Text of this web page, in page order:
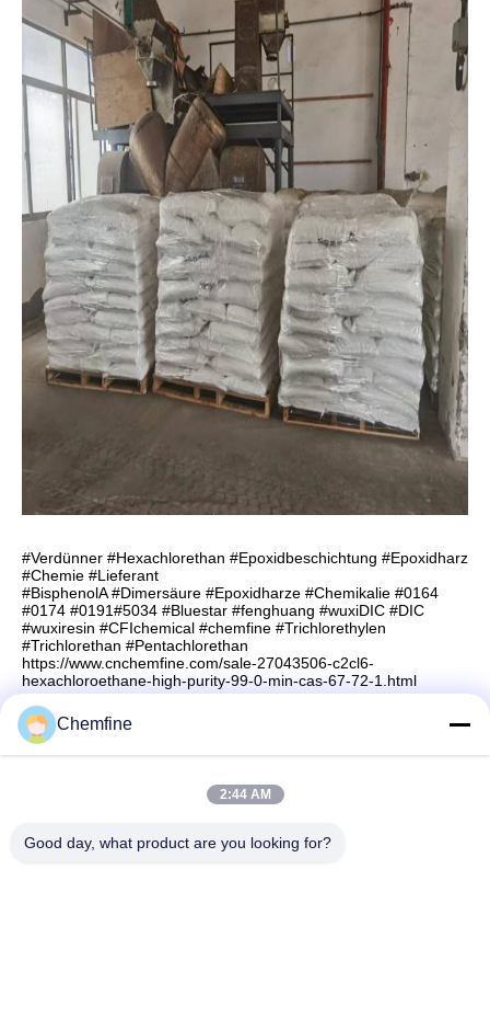
#Verdünner #Hexachlorethan #Epoxidbeschichtung #Epoxidharz
#Chemie #Lieferant
#BisphenolA #Dimersäure #Epoxidharze #Chemikalie #0164
#0174 #0191#5034 #Bluestar #fenghuang #wuxiDIC #DIC
#wuxiresin #CFIchemical #chemfine #Trichlorethylen
#Trichlorethan #Pentachlorethan
https://www.cnchemfine.com/sale-27043506-c2cl6-
hexachloroethane-high-purity-99-0-min-cas-67-72-1.html
Schnelle Kontaktaufnahme
Adresse
Chemfine
2:44 AM
Good day, what product are you looking for?